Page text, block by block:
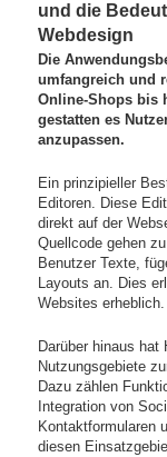
und die
Webdesign
Die
umfangreich und
Online-Shops bis
gestatten es
anzupassen.
Ein prinzipieller
Editoren. Diese
direkt auf der
Quellcode gehen
Benutzer Texte,
Layouts an. Dies
Websites erheblich.
Darüber hinaus hat
Nutzungsgebiete
Dazu zählen
Integration von
Kontaktformularen
diesen